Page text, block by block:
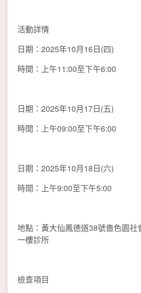
活動詳情
日期：2025年10月16日(四)
時間：上午11:00至下午6:00
日期：2025年10月17日(五)
時間：上午09:00至下午6:00
日期：2025年10月18日(六)
時間：上午9:00至下午5:00
地點：黃大仙鳳德道38號嗇色園社
一樓診所
檢查項目